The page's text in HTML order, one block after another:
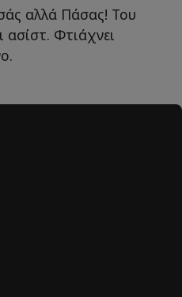
αλλά Πάσας! Του
ασίστ. Φτιάχνει